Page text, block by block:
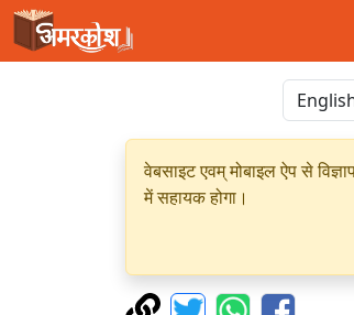
वेबसाइट एवम् मोबाइल ऐप से
में सहायक होगा।